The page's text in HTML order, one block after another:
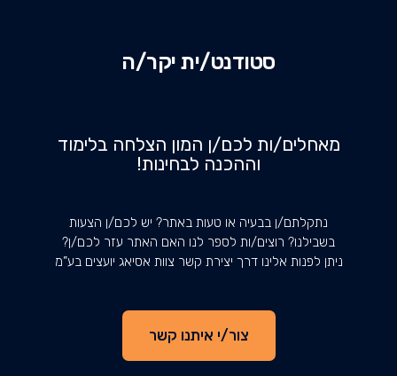
סטודנט/ית יקר/ה
מאחלים/ות לכם/ן המון הצלחה בלימוד
וההכנה לבחינות!
נתקלתם/ן בבעיה או טעות באתר? יש לכם/ן הצעות
בשבילנו? רוצים/ות לספר לנו האם האתר עזר לכם/ן?
ניתן לפנות אלינו דרך יצירת קשר צוות אסיאג יועצים בע”מ
צור/י איתנו קשר